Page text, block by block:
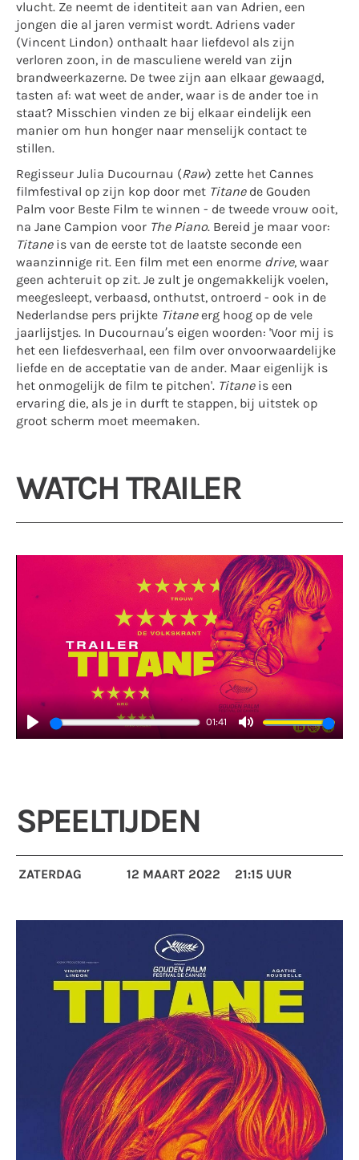
vlucht. Ze neemt de identiteit aan van Adrien, een
jongen die al jaren vermist wordt. Adriens vader
(Vincent Lindon) onthaalt haar liefdevol als zijn
verloren zoon, in de masculiene wereld van zijn
brandweerkazerne. De twee zijn aan elkaar gewaagd,
tasten af: wat weet de ander, waar is de ander toe in
staat? Misschien vinden ze bij elkaar eindelijk een
manier om hun honger naar menselijk contact te
stillen.
Regisseur Julia Ducournau (Raw) zette het Cannes
filmfestival op zijn kop door met Titanede Gouden
Palm voor Beste Film te winnen - de tweede vrouw ooit,
na Jane Campion voor The Piano. Bereid je maar voor:
Titaneis van de eerste tot de laatste seconde een
waanzinnige rit. Een film met een enorme drive, waar
geen achteruit op zit. Je zult je ongemakkelijk voelen,
meegesleept, verbaasd, onthutst, ontroerd - ook in de
Nederlandse pers prijkte Titaneerg hoog op de vele
jaarlijstjes. In Ducournau’s eigen woorden: 'Voor mij is
het een liefdesverhaal, een film over onvoorwaardelijke
liefde en de acceptatie van de ander. Maar eigenlijk is
het onmogelijk de film te pitchen'. Titaneis een
ervaring die, als je in durft te stappen, bij uitstek op
groot scherm moet meemaken.
WATCH TRAILER
Play
01:41
Mute
SPEELTIJDEN
ZATERDAG 12 MAART 2022 21:15 UUR